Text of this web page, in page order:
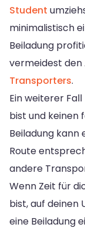
Student
minimalistisch
Beiladung
vermeidest den
Transporters.
Ein weiterer
bist und keinen
Beiladung kann
Route
andere
Wenn Zeit für
bist, auf deinen
eine Beiladung